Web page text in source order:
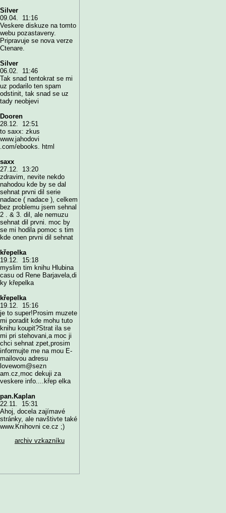
Silver
09.04. 11:16
Veskere diskuze na tomto
webu pozastaveny.
Pripravuje se nova verze
Ctenare.
Silver
06.02. 11:46
Tak snad tentokrat se mi
uz podarilo ten spam
odstinit, tak snad se uz
tady neobjevi
Dooren
28.12. 12:51
to saxx: zkus
www.jahodovi
.com/ebooks. html
saxx
27.12. 13:20
zdravim, nevite nekdo
nahodou kde by se dal
sehnat prvni dil serie
nadace ( nadace ), celkem
bez problemu jsem sehnal
2 . & 3. dil, ale nemuzu
sehnat dil prvni. moc by
se mi hodila pomoc s tim
kde onen prvni dil sehnat
křepelka
19.12. 15:18
myslim tim knihu Hlubina
casu od Rene Barjavela,di
ky křepelka
křepelka
19.12. 15:16
je to super!Prosim muzete
mi poradit kde mohu tuto
knihu koupit?Strat ila se
mi pri stehovani,a moc ji
chci sehnat zpet,prosim
informujte me na mou E-
mailovou adresu
lovewom@sezn
am.cz,moc dekuji za
veskere info....křep elka
pan.Kaplan
22.11. 15:31
Ahoj, docela zajímavé
stránky, ale navštivte také
www.Knihovni ce.cz ;)
archiv vzkazníku